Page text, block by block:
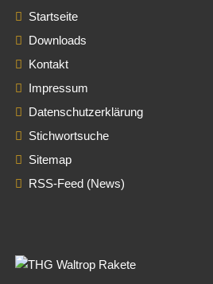
Startseite
Downloads
Kontakt
Impressum
Datenschutzerklärung
Stichwortsuche
Sitemap
RSS-Feed (News)